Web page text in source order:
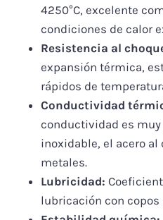
4250°C, excelente
condiciones de calor
Resistencia al
expansión térmica,
rápidos de
Conductividad
conductividad es
inoxidable, el acero
metales.
Lubricidad:
lubricación con